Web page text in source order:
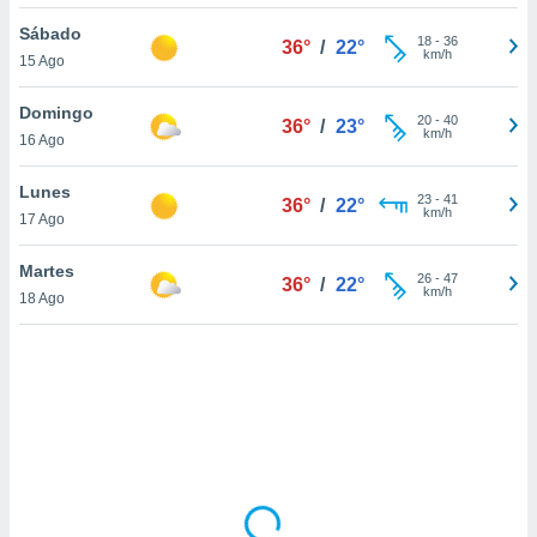
sitio
En
sean
el sitio
ni para
o
Sábado
15 Ago
36° / 22° 18- 36
km/h
Domingo
16 Ago
36° / 23° 20- 40
km/h
Lunes
17 Ago
36° / 22° 23- 41
km/h
Martes
18 Ago
36° / 22° 26- 47
km/h